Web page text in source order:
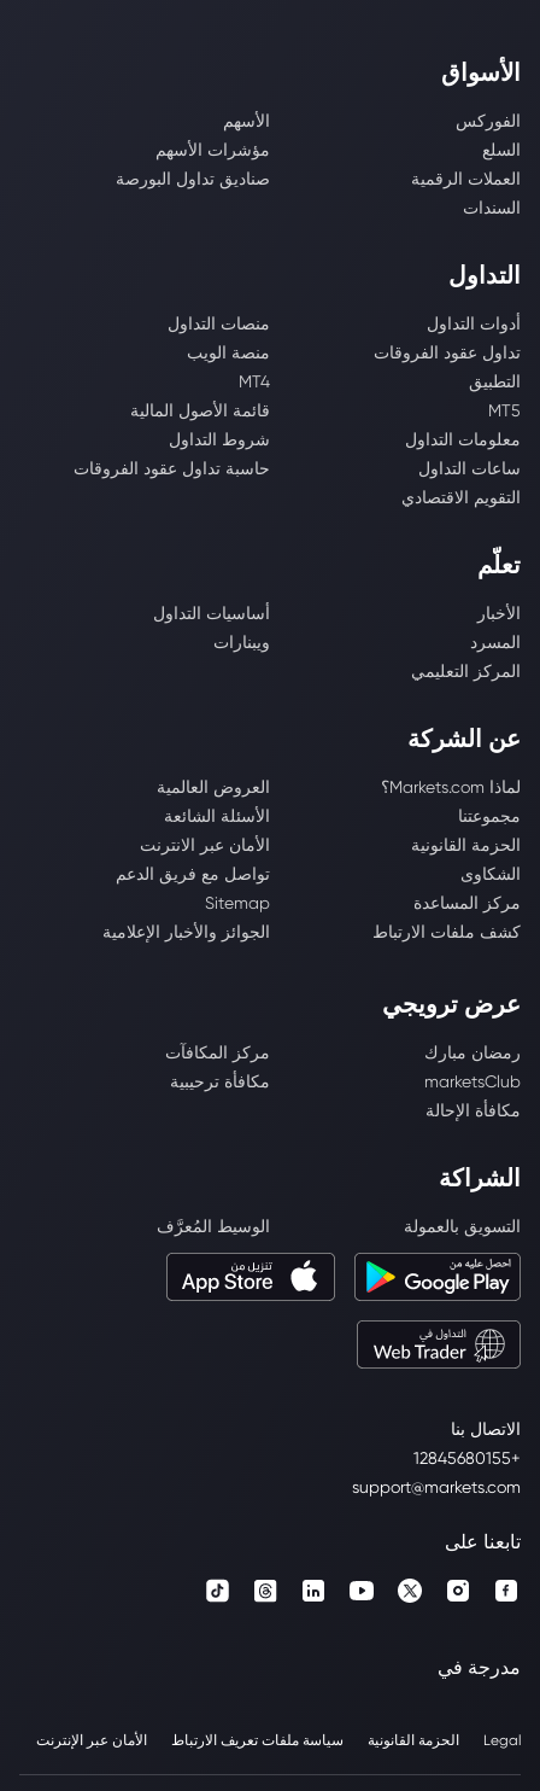
الاتصال بنا
+12845680155
support@markets.com
الأسواق
الفوركس
الأسهم
السلع
مؤشرات الأسهم
العملات الرقمية
صناديق تداول البورصة
السندات
التداول
أدوات التداول
منصات التداول
تداول عقود الفروقات
منصة الويب
التطبيق
MT4
MT5
قائمة الأصول المالية
معلومات التداول
شروط التداول
ساعات التداول
حاسبة تداول عقود الفروقات
التقويم الاقتصادي
تعلّم
الأخبار
أساسيات التداول
المسرد
ويبنارات
المركز التعليمي
عن الشركة
لماذا Markets.com؟
العروض العالمية
مجموعتنا
الأسئلة الشائعة
الحزمة القانونية
الأمان عبر الانترنت
الشكاوى
تواصل مع فريق الدعم
مركز المساعدة
Sitemap
كشف ملفات الارتباط
الجوائز والأخبار الإعلامية
عرض ترويجي
رمضان مبارك
مركز المكافآت
marketsClub
مكافأة ترحيبية
مكافأة الإحالة
الشراكة
التسويق بالعمولة الوسيط المُعرَّف
تابعنا على
مدرجة في
Legal الحزمة القانونية سياسة ملفات تعريف الارتباط الأمان عبر الإنترنت